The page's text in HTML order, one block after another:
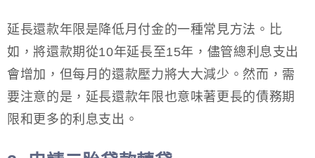
延長還款年限是降低月付金的一種常見方法。比
如，將還款期從10年延長至15年，儘管總利息支出
會增加，但每月的還款壓力將大大減少。然而，需
要注意的是，延長還款年限也意味著更長的債務期
限和更多的利息支出。